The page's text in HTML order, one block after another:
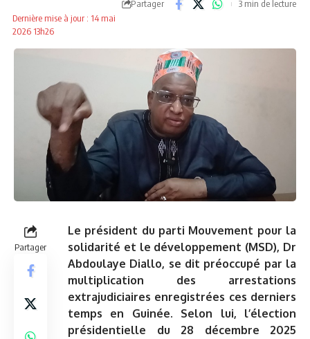
Dernière mise à jour : 14 mai
2026 13h26
Partager
3 min de lecture
Partager
Le président du parti Mouvement pour la
solidarité et le développement (MSD), Dr
Abdoulaye Diallo, se dit préoccupé par la
multiplication des arrestations
extrajudiciaires enregistrées ces derniers
temps en Guinée. Selon lui, l’élection
présidentielle du 28 décembre 2025